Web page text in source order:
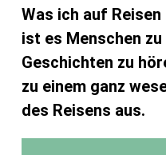
Was ich auf
ist es Menschen
Geschichten zu
zu einem ganz
des Reisens aus.